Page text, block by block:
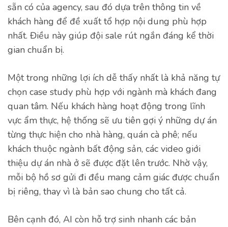
sẵn có của agency, sau đó dựa trên thông tin về
khách hàng để đề xuất tổ hợp nội dung phù hợp
nhất. Điều này giúp đội sale rút ngắn đáng kể thời
gian chuẩn bị.
Một trong những lợi ích dễ thấy nhất là khả năng tự
chọn case study phù hợp với ngành mà khách đang
quan tâm. Nếu khách hàng hoạt động trong lĩnh
vực ẩm thực, hệ thống sẽ ưu tiên gợi ý những dự án
từng thực hiện cho nhà hàng, quán cà phê; nếu
khách thuộc ngành bất động sản, các video giới
thiệu dự án nhà ở sẽ được đặt lên trước. Nhờ vậy,
mỗi bộ hồ sơ gửi đi đều mang cảm giác được chuẩn
bị riêng, thay vì là bản sao chung cho tất cả.
Bên cạnh đó, AI còn hỗ trợ sinh nhanh các bản